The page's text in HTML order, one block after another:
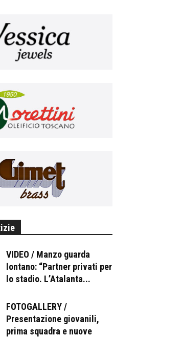
VIDEO / Manzo guarda
lontano: “Partner privati per
lo stadio. L’Atalanta...
FOTOGALLERY /
Presentazione giovanili,
prima squadra e nuove